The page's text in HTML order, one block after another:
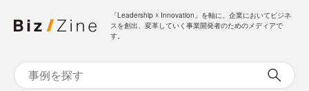
「Leadership ☓ Innovation」を軸に、企業においてビジネ
スを創出、変革していく事業開発者のためのメディアで
す。